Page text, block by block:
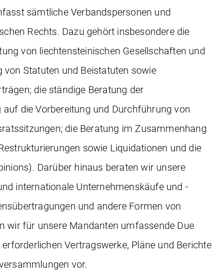
sämtliche Verbandspersonen und
Rechts. Dazu gehört insbesondere die
von liechtensteinischen Gesellschaften und
Statuten und Beistatuten sowie
die ständige Beratung der
die Vorbereitung und Durchführung von
die Beratung im Zusammenhang
sowie Liquidationen und die
Darüber hinaus beraten wir unsere
internationale Unternehmenskäufe und -
und andere Formen von
wir für unsere Mandanten umfassende Due
Vertragswerke, Pläne und Berichte
vor.